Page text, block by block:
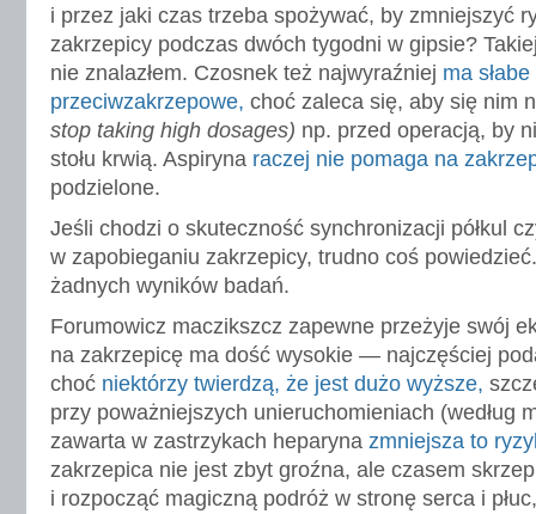
i przez jaki czas trzeba spożywać, by zmniejszyć
zakrzepicy podczas dwóch tygodni w gipsie?
nie znalazłem. Czosnek też najwyraźniej ma
przeciwzakrzepowe, choć zaleca się, aby się nim
stop taking high dosages) np. przed operacją, by
stołu krwią. Aspiryna raczej nie pomaga na
podzielone.
Jeśli chodzi o skuteczność synchronizacji półkul
w zapobieganiu zakrzepicy, trudno coś
żadnych wyników badań.
Forumowicz maczikszcz zapewne przeżyje swój
na zakrzepicę ma dość wysokie — najczęściej
choć niektórzy twierdzą, że jest dużo wyższe,
przy poważniejszych unieruchomieniach (według
zawarta w zastrzykach heparyna zmniejsza to
zakrzepica nie jest zbyt groźna, ale czasem
i rozpocząć magiczną podróż w stronę serca i